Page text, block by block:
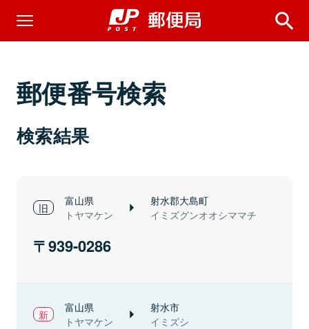
郵便番号検索
検索結果
富山県
トヤマケン
射水郡大島町
イミズグンオオシママチ
939-0286
富山県
トヤマケン
射水市
イミズシ